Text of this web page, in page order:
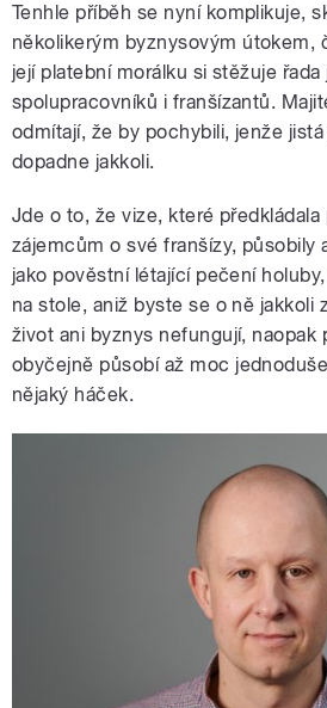
Tenhle příběh se nyní komplikuje,
několikerým byznysovým útokem,
její platební morálku si stěžuje
spolupracovníků i franšízantů.
odmítají, že by pochybili, jenže
dopadne jakkoli.
Jde o to, že vize, které předkládala
zájemcům o své franšízy, působily
jako pověstní létající pečení
na stole, aniž byste se o ně jakkoli
život ani byznys nefungují, naopak
obyčejně působí až moc
nějaký háček.